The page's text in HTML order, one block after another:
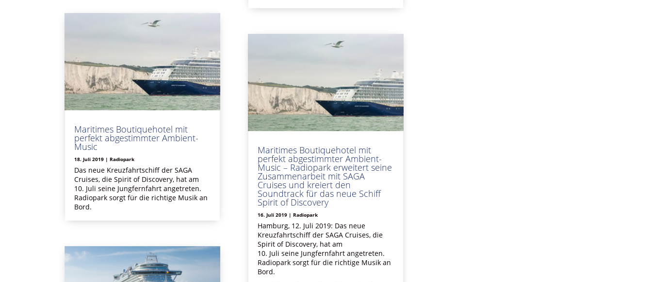
Maritimes Boutiquehotel mit
perfekt abgestimmter Ambient-
Music
18. Juli 2019 |Radiopark
Das neue Kreuzfahrtschiff der SAGA
Cruises, die Spirit of Discovery, hat am
10. Juli seine Jungfernfahrt angetreten.
Radiopark sorgt für die richtige Musik an
Bord.
Maritimes Boutiquehotel mit
perfekt abgestimmter Ambient-
Music – Radiopark erweitert seine
Zusammenarbeit mit SAGA
Cruises und kreiert den
Soundtrack für das neue Schiff
Spirit of Discovery
16. Juli 2019 |Radiopark
Hamburg, 12. Juli 2019: Das neue
Kreuzfahrtschiff der SAGA Cruises, die
Spirit of Discovery, hat am
10. Juli seine Jungfernfahrt angetreten.
Radiopark sorgt für die richtige Musik an
Bord.